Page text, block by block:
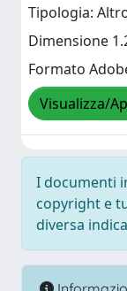
Tipologia:
Dimensione
Formato
Visualizza/
I documenti
copyright e
diversa